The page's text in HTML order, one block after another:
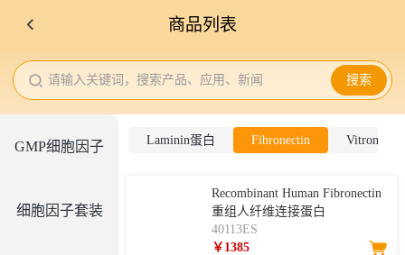
商品列表
请输入关键词，搜索产品、应用、新闻 搜索
GMP细胞因子
细胞因子套装
Laminin蛋白 Fibronectin Vitronectin
Recombinant Human Fibronectin
重组人纤维连接蛋白
40113ES
￥1385